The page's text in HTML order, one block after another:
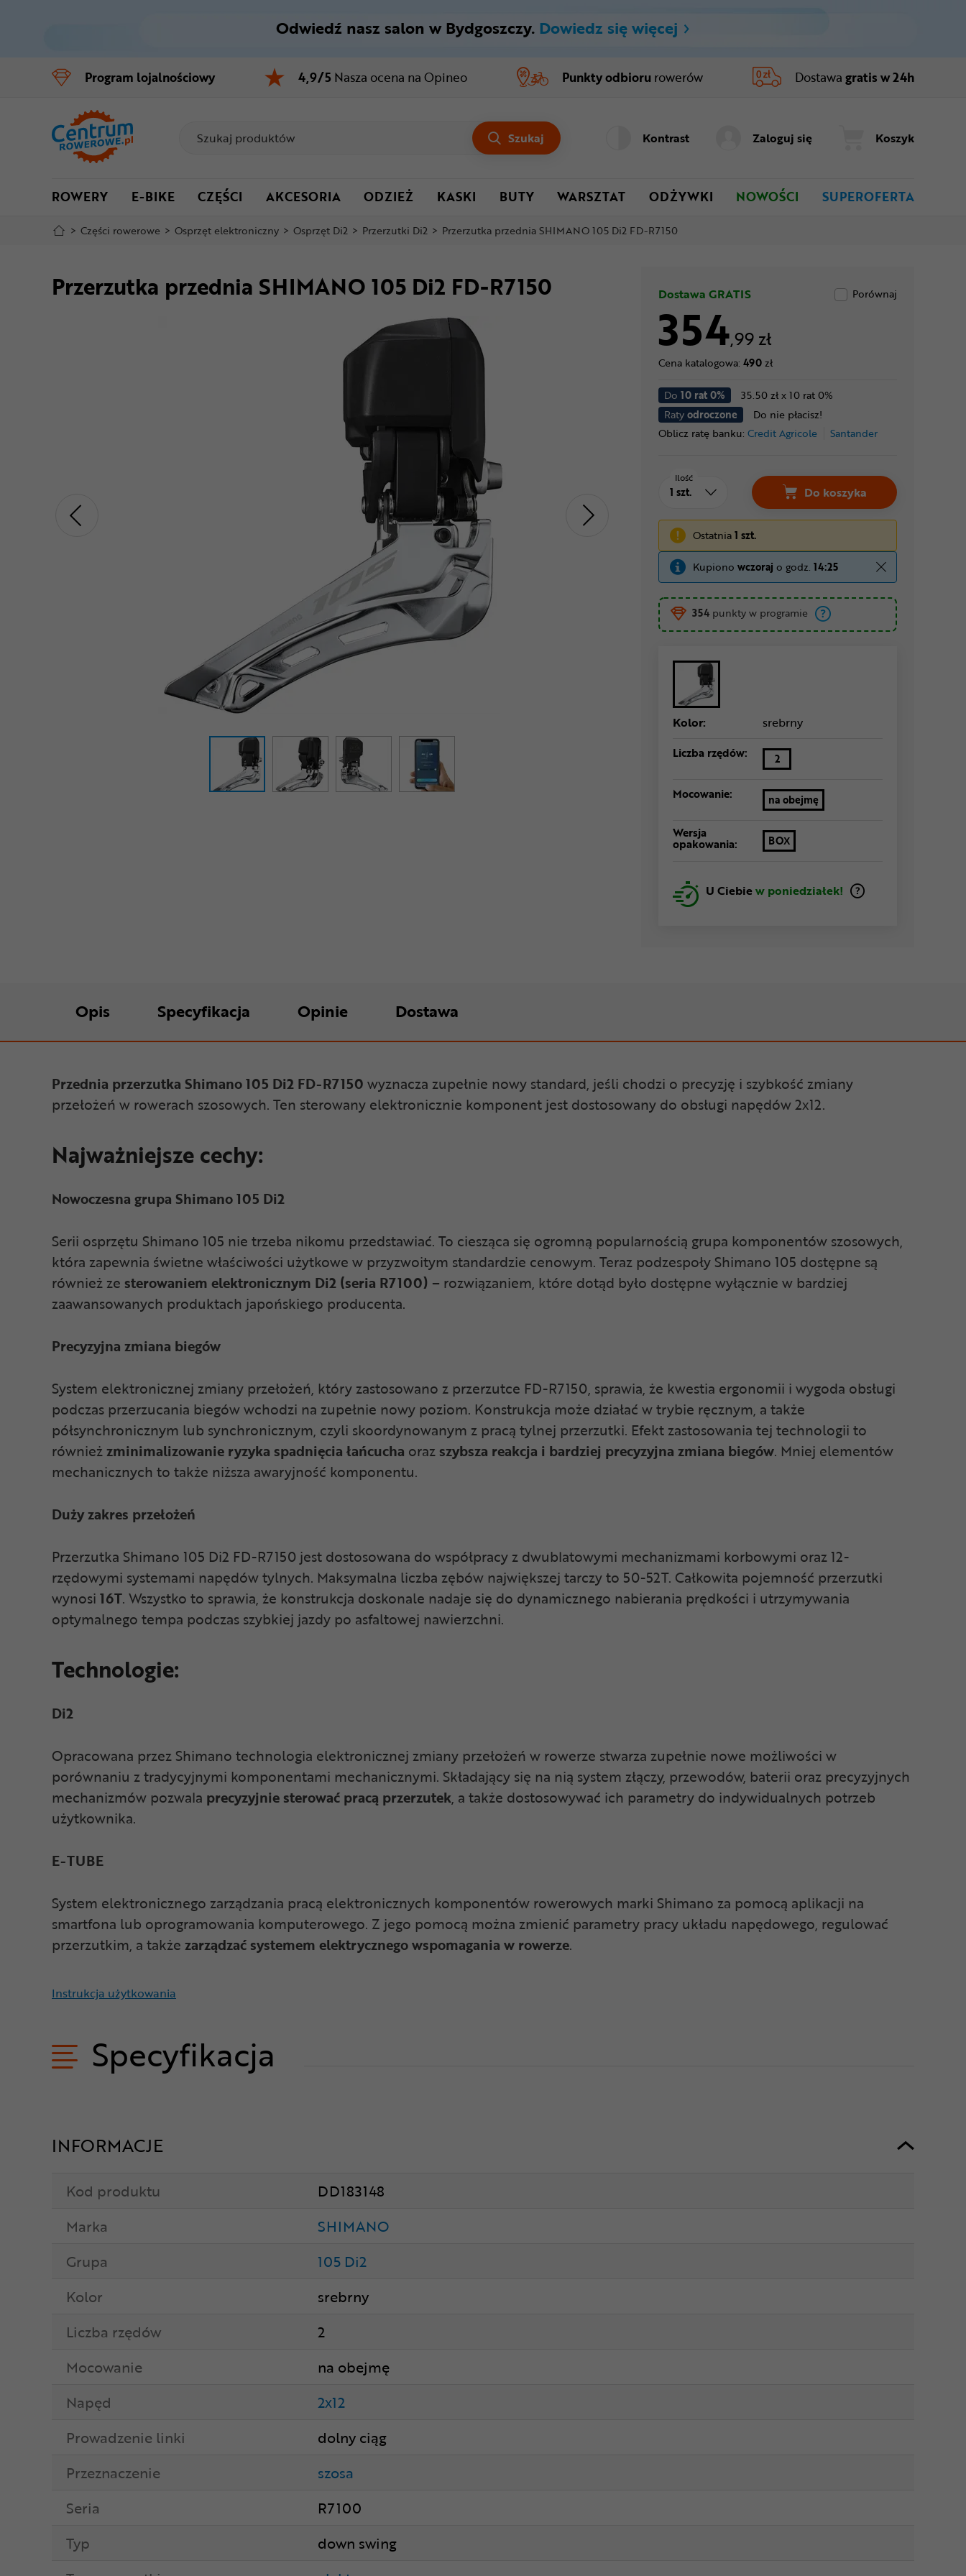
Menu główne
Informacje o produkcie
Do koszyka
Szczegółowe informacje
Mapa strony
Odwiedź nasz salon w Bydgoszczy. Dowiedz się więcej
Program lojalnościowy 4,9/5 Nasza ocena na Opineo Punkty odbioru rowerów Dostawa gratis w 24h
Szukaj Kontrast Zaloguj się Koszyk
ROWERY E-BIKE CZĘŚCI AKCESORIA ODZIEŻ KASKI BUTY WARSZTAT ODŻYWKI NOWOŚCI SUPEROFERTA
> Części rowerowe > Osprzęt elektroniczny > Osprzęt Di2 > Przerzutki Di2 > Przerzutka przednia SHIMANO 105 Di2 FD-R7150
Przerzutka przednia SHIMANO 105 Di2 FD-R7150 Dostawa GRATIS Porównaj
354,99 zł
Cena katalogowa: 490zł
Do 10 rat 0%
35.50 zł x 10 rat 0%
Ratyodroczone
Do nie płacisz!
Oblicz ratę banku: Credit Agricole Santander
Ilość
Do koszyka
Ostatnia1 szt.
Kupiono wczoraj o godz. 14:25
354 punkty w programie
Kolor: srebrny
Liczba rzędów: 2
Mocowanie: na obejmę
Wersja
opakowania: BOX
U Ciebiew poniedziałek!
Opis Specyfikacja Opinie Dostawa
Przednia przerzutka Shimano 105 Di2 FD-R7150 wyznacza zupełnie nowy standard, jeśli chodzi o precyzję i szybkość zmiany
przełożeń w rowerach szosowych. Ten sterowany elektronicznie komponent jest dostosowany do obsługi napędów 2x12.
Najważniejsze cechy:
Nowoczesna grupa Shimano 105 Di2
Serii osprzętu Shimano 105 nie trzeba nikomu przedstawiać. To ciesząca się ogromną popularnością grupa komponentów szosowych,
która zapewnia świetne właściwości użytkowe w przyzwoitym standardzie cenowym. Teraz podzespoły Shimano 105 dostępne są
również ze sterowaniem elektronicznym Di2 (seria R7100) – rozwiązaniem, które dotąd było dostępne wyłącznie w bardziej
zaawansowanych produktach japońskiego producenta.
Precyzyjna zmiana biegów
System elektronicznej zmiany przełożeń, który zastosowano z przerzutce FD-R7150, sprawia, że kwestia ergonomii i wygoda obsługi
podczas przerzucania biegów wchodzi na zupełnie nowy poziom. Konstrukcja może działać w trybie ręcznym, a także
półsynchronicznym lub synchronicznym, czyli skoordynowanym z pracą tylnej przerzutki. Efekt zastosowania tej technologii to
równieżzminimalizowanie ryzyka spadnięcia łańcucha oraz szybsza reakcja i bardziej precyzyjna zmiana biegów. Mniej elementów
mechanicznych to także niższa awaryjność komponentu.
Duży zakres przełożeń
Przerzutka Shimano 105 Di2 FD-R7150 jest dostosowana do współpracy z dwublatowymi mechanizmami korbowymi oraz 12-
rzędowymi systemami napędów tylnych. Maksymalna liczba zębów największej tarczy to 50-52T. Całkowita pojemność przerzutki
wynosi 16T. Wszystko to sprawia, że konstrukcja doskonale nadaje się do dynamicznego nabierania prędkości i utrzymywania
optymalnego tempa podczas szybkiej jazdy po asfaltowej nawierzchni.
Technologie:
Di2
Opracowana przez Shimano technologia elektronicznej zmiany przełożeń w rowerze stwarza zupełnie nowe możliwości w
porównaniu z tradycyjnymi komponentami mechanicznymi. Składający się na nią system złączy, przewodów, baterii oraz precyzyjnych
mechanizmów pozwala precyzyjnie sterować pracą przerzutek, a także dostosowywać ich parametry do indywidualnych potrzeb
użytkownika.
E-TUBE
System elektronicznego zarządzania pracą elektronicznych komponentów rowerowych marki Shimano za pomocą aplikacji na
smartfona lub oprogramowania komputerowego. Z jego pomocą można zmienić parametry pracy układu napędowego, regulować
przerzutkim, a także zarządzać systemem elektrycznego wspomagania w rowerze.
Instrukcja użytkowania
Specyfikacja
INFORMACJE
Kod produktu
DD183148
Marka
SHIMANO
Grupa
105 Di2
Kolor
srebrny
Liczba rzędów
2
Mocowanie
na obejmę
Napęd
2x12
Prowadzenie linki
dolny ciąg
Przeznaczenie
szosa
Seria
R7100
Typ
down swing